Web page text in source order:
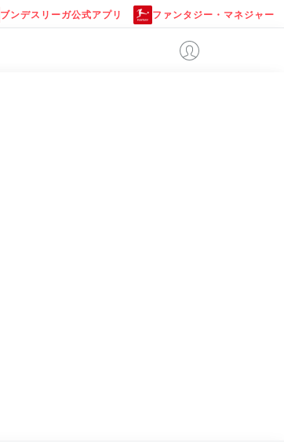
ブンデスリーガ公式アプリ ファンタジー・マネジャー